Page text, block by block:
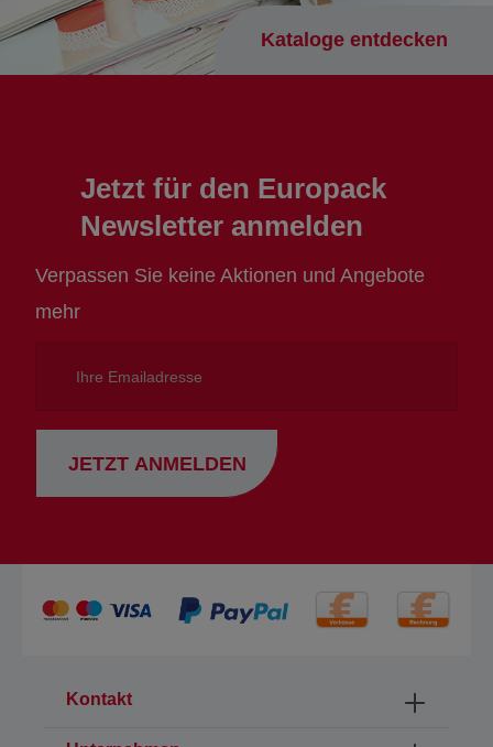
Kataloge entdecken
Jetzt für den Europack
Newsletter anmelden
Verpassen Sie keine Aktionen und Angebote
mehr
Emailadresse
JETZT ANMELDEN
Kontakt